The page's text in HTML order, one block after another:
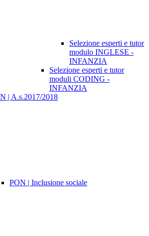
Selezione esperti e tutor
modulo INGLESE -
INFANZIA
Selezione esperti e tutor
moduli CODING -
INFANZIA
| A.s.2017/2018
PON | Inclusione sociale